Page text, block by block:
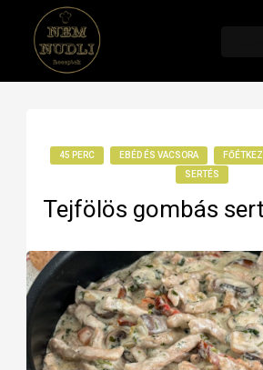
45 PERC EBÉD ÉS VACSORA
SERTÉS
Tejfölös gombás